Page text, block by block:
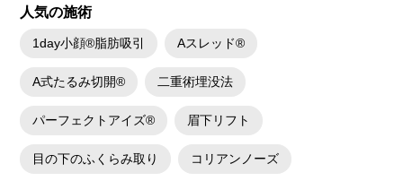
人気の施術
1day小顔®脂肪吸引 Aスレッド®
A式たるみ切開® 二重術埋没法
パーフェクトアイズ® 眉下リフト
目の下のふくらみ取り コリアンノーズ